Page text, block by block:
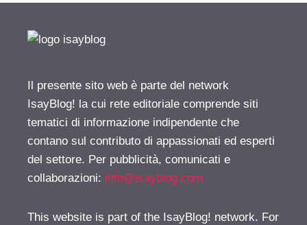
Il presente sito web è parte del network
IsayBlog! la cui rete editoriale comprende siti
tematici di informazione indipendente che
contano sul contributo di appassionati ed esperti
del settore. Per pubblicità, comunicati e
collaborazioni: info@isayblog.com
This website is part of the IsayBlog! network. For